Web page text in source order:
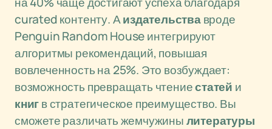
curated контенту. Аиздательствавроде
Penguin Random House интегрируют
алгоритмы рекомендаций, повышая
вовлеченность на 25%. Это возбуждает:
возможность превращать чтениестатей и
книгв стратегическое преимущество. Вы
сможете различать жемчужинылитературы